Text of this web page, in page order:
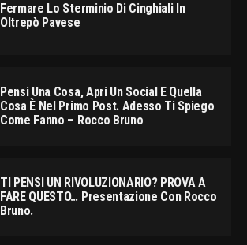
Fermare Lo Sterminio Di Cinghiali In
Oltrepò Pavese
Pensi Una Cosa, Apri Un Social E Quella
Cosa È Nel Primo Post. Adesso Ti Spiego
Come Fanno – Rocco Bruno
TI PENSI UN RIVOLUZIONARIO? PROVA A
FARE QUESTO… Presentazione Con Rocco
Bruno.